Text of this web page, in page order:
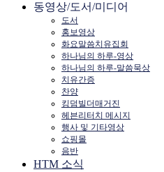
동영상/도서/미디어
도서
홍보영상
화요말씀치유집회
하나님의 하루-영상
하나님의 하루-말씀묵상
치유간증
찬양
킹덤빌더매거진
헤븐리터치 메시지
행사 및 기타영상
쇼핑몰
음반
HTM 소식